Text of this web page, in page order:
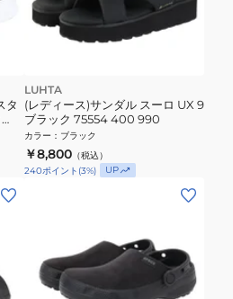
タ
LUHTA
(レディース)サンダル スーロ UX 9
ブラック 75554 400 990
カラー ： ブラック
￥8,800 （税込）
240ポイント (3%) UP